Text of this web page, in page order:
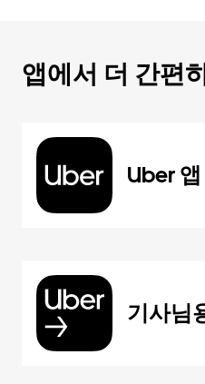
앱에서 더 간편
Uber
기사님